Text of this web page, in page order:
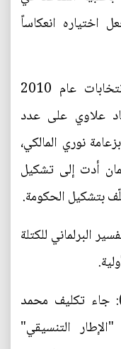
اختياره انعكاساً
2- نوري المالكي (2010): بعد انتخابات عام 2010
علاوي على عدد
نوري المالكي،
أدت إلى تشكيل
بتشكيل الحكومة.
البرلماني للكتلة
شياع السوداني (2022): جاء تكليف محمد
التنسيقي"